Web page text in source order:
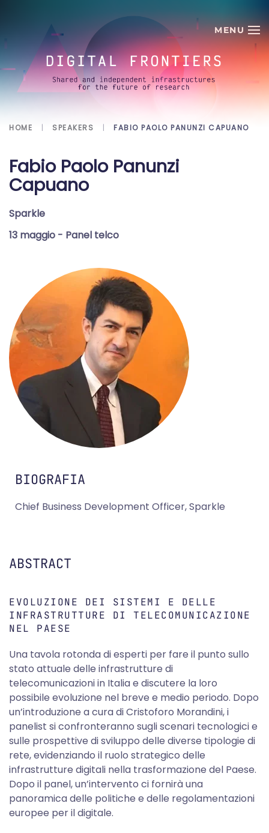
Skip to main content
HOME SPEAKERS FABIO PAOLO PANUNZI CAPUANO
Fabio Paolo Panunzi
Capuano
Sparkle
13 maggio - Panel telco
BIOGRAFIA
Chief Business Development Officer, Sparkle
ABSTRACT
EVOLUZIONE DEI SISTEMI E DELLE
INFRASTRUTTURE DI TELECOMUNICAZIONE
NEL PAESE
Una tavola rotonda di esperti per fare il punto sullo
stato attuale delle infrastrutture di
telecomunicazioni in Italia e discutere la loro
possibile evoluzione nel breve e medio periodo. Dopo
un’introduzione a cura di Cristoforo Morandini, i
panelist si confronteranno sugli scenari tecnologici e
sulle prospettive di sviluppo delle diverse tipologie di
rete, evidenziando il ruolo strategico delle
infrastrutture digitali nella trasformazione del Paese.
Dopo il panel, un’intervento ci fornirà una
panoramica delle politiche e delle regolamentazioni
europee per il digitale.